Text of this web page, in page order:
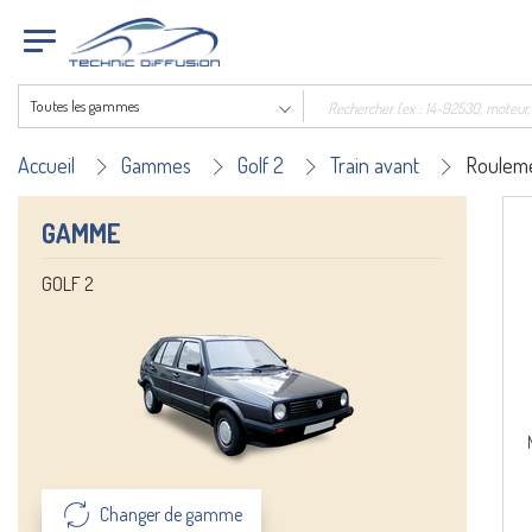
Toutes les gammes
Accueil Gammes Golf 2 Train avant
GAMME
GOLF 2
Changer de gamme